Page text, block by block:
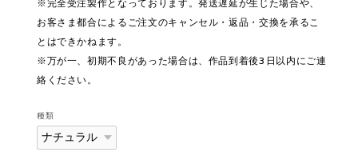
※完全受注製作となっております。発送遅延が生じた場合や、
お客さま都合によるご注文のキャンセル・返品・交換を承るこ
とはできかねます。
※万が一、初期不良があった場合は、作品到着後3日以内にご連
絡ください。
種類